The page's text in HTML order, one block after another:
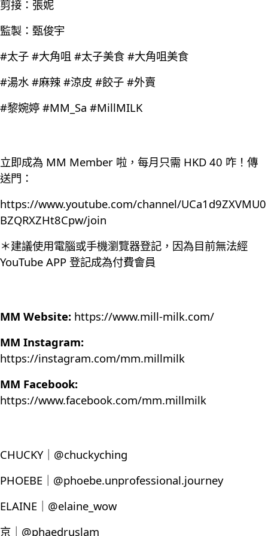
剪接：張妮
監製：甄俊宇
#太子 #大角咀 #太子美食 #大角咀美食
#湯水 #麻辣 #涼皮 #餃子 #外賣
#黎婉婷 #MM_Sa #MillMILK
立即成為 MM Member 啦，每月只需 HKD 40 咋！傳
送門：
https://www.youtube.com/channel/UCa1d9ZXVMU0
BZQRXZHt8Cpw/join
＊建議使用電腦或手機瀏覽器登記，因為目前無法經
YouTube APP 登記成為付費會員
MM Website: https://www.mill-milk.com/
MM Instagram:
https://instagram.com/mm.millmilk
MM Facebook:
https://www.facebook.com/mm.millmilk
CHUCKY｜@chuckyching
PHOEBE｜@phoebe.unprofessional.journey
ELAINE｜@elaine_wow
京｜@phaedruslam